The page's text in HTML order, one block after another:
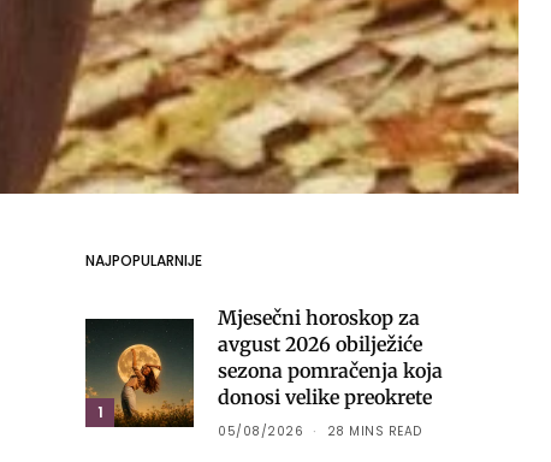
NAJPOPULARNIJE
1
Mjesečni horoskop za
avgust 2026 obilježiće
sezona pomračenja koja
donosi velike preokrete
05/08/2026 28 MINS READ